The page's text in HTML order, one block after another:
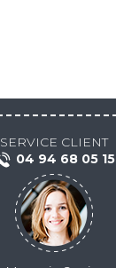
SERVICE CLIENT
04 94 68 05 15